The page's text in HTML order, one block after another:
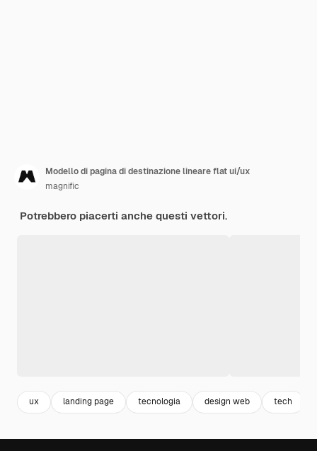
Modello di pagina di destinazione lineare flat ui/ux
magnific
Potrebbero piacerti anche questi vettori.
ux landing page tecnologia design web tech